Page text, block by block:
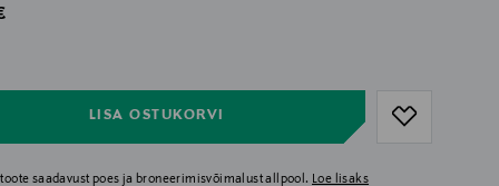
Price
LISA OSTUKORVI
saadavust poes ja broneerimisvõimalust allpool. Loe lisaks